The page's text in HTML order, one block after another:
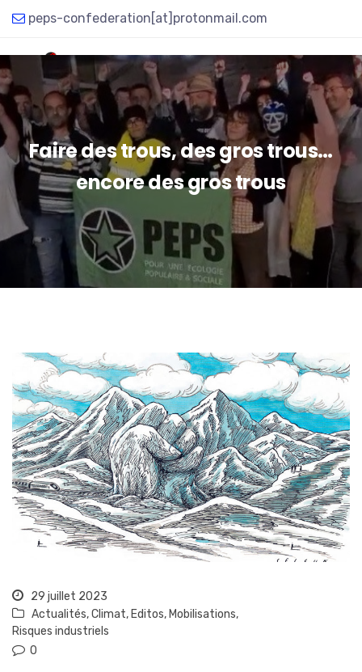
peps-confederation[at]protonmail.com
Faire des trous, des gros trous…
encore des gros trous
29 juillet 2023
Actualités,Climat, Editos, Mobilisations,
Risques industriels
0